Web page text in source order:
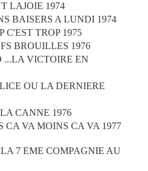
LAJOIE 1974
BAISERS A LUNDI 1974
TROP 1975
BROUILLES 1976
...LA VICTOIRE EN
OU LA DERNIERE
CANNE 1976
VA MOINS CA VA 1977
7 EME COMPAGNIE AU